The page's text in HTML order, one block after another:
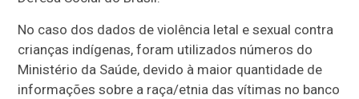
No caso dos dados de violência letal e sexual contra
crianças indígenas, foram utilizados números do
Ministério da Saúde, devido à maior quantidade de
informações sobre a raça/etnia das vítimas no banco